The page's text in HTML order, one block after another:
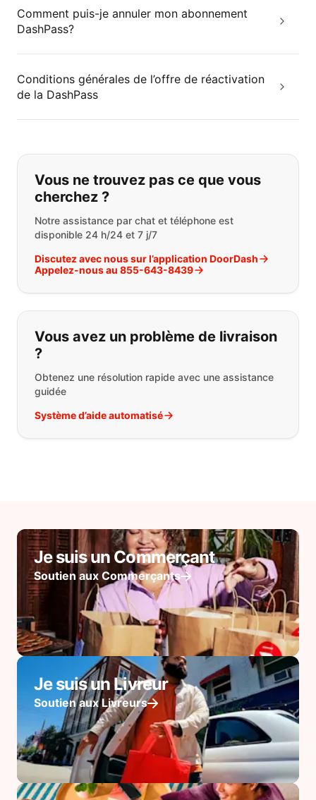
Comment puis-je annuler mon abonnement
DashPass?
Conditions générales de l’offre de réactivation
de la DashPass
Si vous ne trouvez pas ce que vous
Vous ne trouvez pas ce que vous
cherchez ?
Notre assistance par chat et téléphone est
disponible 24 h/24 et 7 j/7
Discutez avec nous sur l’application DoorDash
Appelez-nous au 855-643-8439
Vous avez un problème de livraison
?
Obtenez une résolution rapide avec une assistance
guidée
Système d’aide automatisé
Je suis un Commerçant
Soutien aux Commerçants
Je suis un Livreur
Soutien aux Livreurs